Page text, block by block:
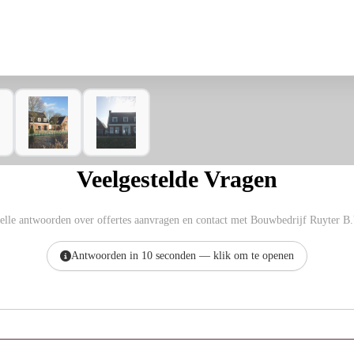
Veelgestelde Vragen
antwoorden over offertes aanvragen en contact met Bouwbedrijf Ruyter
Antwoorden in 10 seconden — klik om te openen